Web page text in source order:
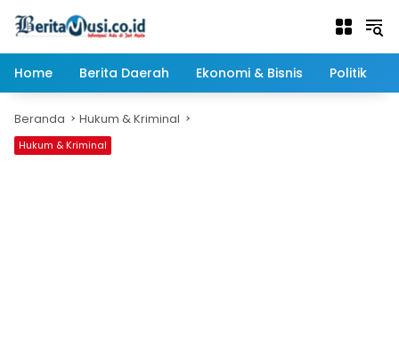
Home
Berita Daerah Ekonomi & Bisnis Politik
Beranda Hukum & Kriminal
Hukum & Kriminal